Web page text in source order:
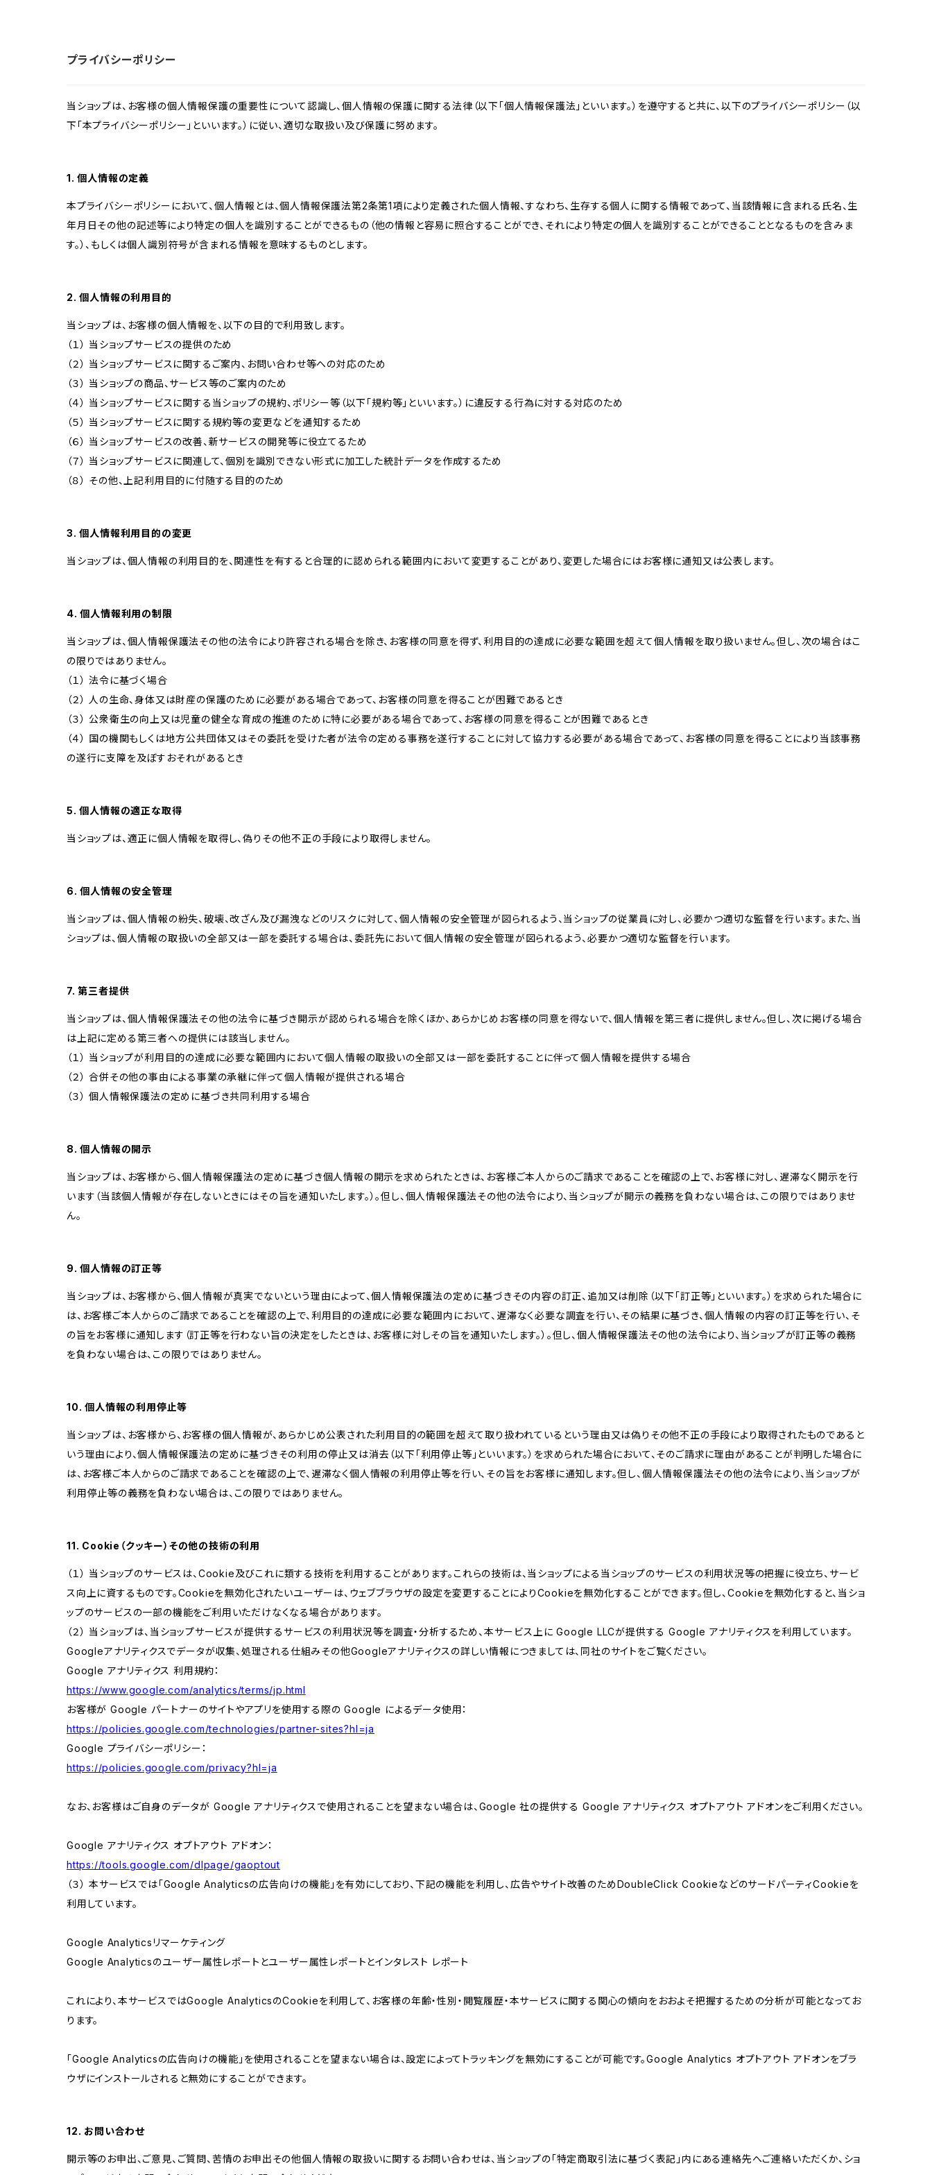
プライバシーポリシー
当ショップは、お客様の個人情報保護の重要性について認識し、個人情報の保護に関する法律（以下「個人情報保護法」といいます。）を遵守すると共に、以下のプライバシーポリシー（以
下「本プライバシーポリシー」といいます。）に従い、適切な取扱い及び保護に努めます。
1. 個人情報の定義
本プライバシーポリシーにおいて、個人情報とは、個人情報保護法第2条第1項により定義された個人情報、すなわち、生存する個人に関する情報であって、当該情報に含まれる氏名、生
年月日その他の記述等により特定の個人を識別することができるもの（他の情報と容易に照合することができ、それにより特定の個人を識別することができることとなるものを含みま
す。）、もしくは個人識別符号が含まれる情報を意味するものとします。
2. 個人情報の利用目的
当ショップは、お客様の個人情報を、以下の目的で利用致します。
（１） 当ショップサービスの提供のため
（２） 当ショップサービスに関するご案内、お問い合わせ等への対応のため
（３） 当ショップの商品、サービス等のご案内のため
（４） 当ショップサービスに関する当ショップの規約、ポリシー等（以下「規約等」といいます。）に違反する行為に対する対応のため
（５） 当ショップサービスに関する規約等の変更などを通知するため
（６） 当ショップサービスの改善、新サービスの開発等に役立てるため
（７） 当ショップサービスに関連して、個別を識別できない形式に加工した統計データを作成するため
（８） その他、上記利用目的に付随する目的のため
3. 個人情報利用目的の変更
当ショップは、個人情報の利用目的を、関連性を有すると合理的に認められる範囲内において変更することがあり、変更した場合にはお客様に通知又は公表します。
4. 個人情報利用の制限
当ショップは、個人情報保護法その他の法令により許容される場合を除き、お客様の同意を得ず、利用目的の達成に必要な範囲を超えて個人情報を取り扱いません。但し、次の場合はこ
の限りではありません。
（１） 法令に基づく場合
（２） 人の生命、身体又は財産の保護のために必要がある場合であって、お客様の同意を得ることが困難であるとき
（３） 公衆衛生の向上又は児童の健全な育成の推進のために特に必要がある場合であって、お客様の同意を得ることが困難であるとき
（４） 国の機関もしくは地方公共団体又はその委託を受けた者が法令の定める事務を遂行することに対して協力する必要がある場合であって、お客様の同意を得ることにより当該事務
の遂行に支障を及ぼすおそれがあるとき
5. 個人情報の適正な取得
当ショップは、適正に個人情報を取得し、偽りその他不正の手段により取得しません。
6. 個人情報の安全管理
当ショップは、個人情報の紛失、破壊、改ざん及び漏洩などのリスクに対して、個人情報の安全管理が図られるよう、当ショップの従業員に対し、必要かつ適切な監督を行います。また、当
ショップは、個人情報の取扱いの全部又は一部を委託する場合は、委託先において個人情報の安全管理が図られるよう、必要かつ適切な監督を行います。
7. 第三者提供
当ショップは、個人情報保護法その他の法令に基づき開示が認められる場合を除くほか、あらかじめお客様の同意を得ないで、個人情報を第三者に提供しません。但し、次に掲げる場合
は上記に定める第三者への提供には該当しません。
（１） 当ショップが利用目的の達成に必要な範囲内において個人情報の取扱いの全部又は一部を委託することに伴って個人情報を提供する場合
（２） 合併その他の事由による事業の承継に伴って個人情報が提供される場合
（３） 個人情報保護法の定めに基づき共同利用する場合
8. 個人情報の開示
当ショップは、お客様から、個人情報保護法の定めに基づき個人情報の開示を求められたときは、お客様ご本人からのご請求であることを確認の上で、お客様に対し、遅滞なく開示を行
います（当該個人情報が存在しないときにはその旨を通知いたします。）。但し、個人情報保護法その他の法令により、当ショップが開示の義務を負わない場合は、この限りではありませ
ん。
9. 個人情報の訂正等
当ショップは、お客様から、個人情報が真実でないという理由によって、個人情報保護法の定めに基づきその内容の訂正、追加又は削除（以下「訂正等」といいます。）を求められた場合に
は、お客様ご本人からのご請求であることを確認の上で、利用目的の達成に必要な範囲内において、遅滞なく必要な調査を行い、その結果に基づき、個人情報の内容の訂正等を行い、そ
の旨をお客様に通知します（訂正等を行わない旨の決定をしたときは、お客様に対しその旨を通知いたします。）。但し、個人情報保護法その他の法令により、当ショップが訂正等の義務
を負わない場合は、この限りではありません。
10. 個人情報の利用停止等
当ショップは、お客様から、お客様の個人情報が、あらかじめ公表された利用目的の範囲を超えて取り扱われているという理由又は偽りその他不正の手段により取得されたものであると
いう理由により、個人情報保護法の定めに基づきその利用の停止又は消去（以下「利用停止等」といいます。）を求められた場合において、そのご請求に理由があることが判明した場合に
は、お客様ご本人からのご請求であることを確認の上で、遅滞なく個人情報の利用停止等を行い、その旨をお客様に通知します。但し、個人情報保護法その他の法令により、当ショップが
利用停止等の義務を負わない場合は、この限りではありません。
11. Cookie（クッキー）その他の技術の利用
（１） 当ショップのサービスは、Cookie及びこれに類する技術を利用することがあります。これらの技術は、当ショップによる当ショップのサービスの利用状況等の把握に役立ち、サービ
ス向上に資するものです。Cookieを無効化されたいユーザーは、ウェブブラウザの設定を変更することによりCookieを無効化することができます。但し、Cookieを無効化すると、当ショ
ップのサービスの一部の機能をご利用いただけなくなる場合があります。
（２） 当ショップは、当ショップサービスが提供するサービスの利用状況等を調査・分析するため、本サービス上に Google LLCが提供する Google アナリティクスを利用しています。
Googleアナリティクスでデータが収集、処理される仕組みその他Googleアナリティクスの詳しい情報につきましては、同社のサイトをご覧ください。
Google アナリティクス 利用規約：
https://www.google.com/analytics/terms/jp.html
お客様が Google パートナーのサイトやアプリを使用する際の Google によるデータ使用：
https://policies.google.com/technologies/partner-sites?hl=ja
Google プライバシーポリシー：
https://policies.google.com/privacy?hl=ja
なお、お客様はご自身のデータが Google アナリティクスで使用されることを望まない場合は、Google 社の提供する Google アナリティクス オプトアウト アドオンをご利用ください。
Google アナリティクス オプトアウト アドオン：
https://tools.google.com/dlpage/gaoptout
（３） 本サービスでは「Google Analyticsの広告向けの機能」を有効にしており、下記の機能を利用し、広告やサイト改善のためDoubleClick CookieなどのサードパーティCookieを
利用しています。
Google Analyticsリマーケティング
Google Analyticsのユーザー属性レポートとユーザー属性レポートとインタレスト レポート
これにより、本サービスではGoogle AnalyticsのCookieを利用して、お客様の年齢・性別・閲覧履歴・本サービスに関する関心の傾向をおおよそ把握するための分析が可能となってお
ります。
「Google Analyticsの広告向けの機能」を使用されることを望まない場合は、設定によってトラッキングを無効にすることが可能です。Google Analytics オプトアウト アドオンをブラ
ウザにインストールされると無効にすることができます。
12. お問い合わせ
開示等のお申出、ご意見、ご質問、苦情のお申出その他個人情報の取扱いに関するお問い合わせは、当ショップの「特定商取引法に基づく表記」内にある連絡先へご連絡いただくか、ショ